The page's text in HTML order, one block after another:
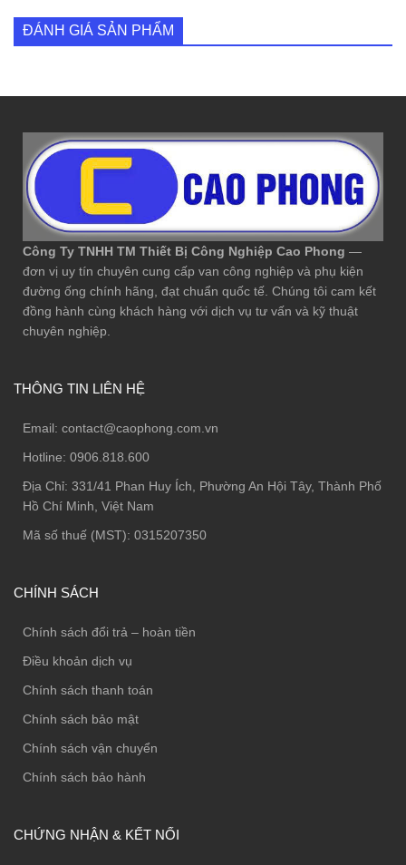
ĐÁNH GIÁ SẢN PHẨM
Công Ty TNHH TM Thiết Bị Công Nghiệp Cao Phong —
đơn vị uy tín chuyên cung cấp van công nghiệp và phụ kiện
đường ống chính hãng, đạt chuẩn quốc tế. Chúng tôi cam kết
đồng hành cùng khách hàng với dịch vụ tư vấn và kỹ thuật
chuyên nghiệp.
THÔNG TIN LIÊN HỆ
Email: contact@caophong.com.vn
Hotline: 0906.818.600
Địa Chỉ: 331/41 Phan Huy Ích, Phường An Hội Tây, Thành Phố
Hồ Chí Minh, Việt Nam
Mã số thuế (MST): 0315207350
CHÍNH SÁCH
Chính sách đổi trả – hoàn tiền
Điều khoản dịch vụ
Chính sách thanh toán
Chính sách bảo mật
Chính sách vận chuyển
Chính sách bảo hành
CHỨNG NHẬN & KẾT NỐI